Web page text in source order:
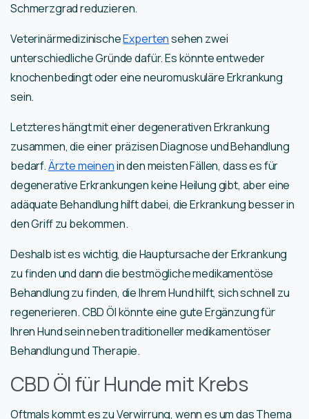
Schmerzgrad reduzieren.
VeterinärmedizinischeExpertensehen zwei
unterschiedliche Gründe dafür. Es könnte entweder
knochenbedingt oder eine neuromuskuläre Erkrankung
sein.
Letzteres hängt mit einer degenerativen Erkrankung
zusammen, die einer präzisen Diagnose und Behandlung
bedarf.Ärzte meinenin den meisten Fällen, dass es für
degenerative Erkrankungen keine Heilung gibt, aber eine
adäquate Behandlung hilft dabei, die Erkrankung besser in
den Griff zu bekommen.
Deshalb ist es wichtig, die Hauptursache der Erkrankung
zu finden und dann die bestmögliche medikamentöse
Behandlung zu finden, die Ihrem Hund hilft, sich schnell zu
regenerieren. CBD Öl könnte eine gute Ergänzung für
Ihren Hund sein neben traditioneller medikamentöser
Behandlung und Therapie.
CBD Öl für Hunde mit Krebs
Oftmals kommt es zu Verwirrung, wenn es um das Thema